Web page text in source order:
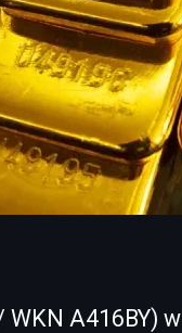
WKN A416BY)